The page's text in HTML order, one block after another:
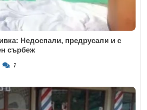
Недоспали, предрусали и с
сърбеж
1